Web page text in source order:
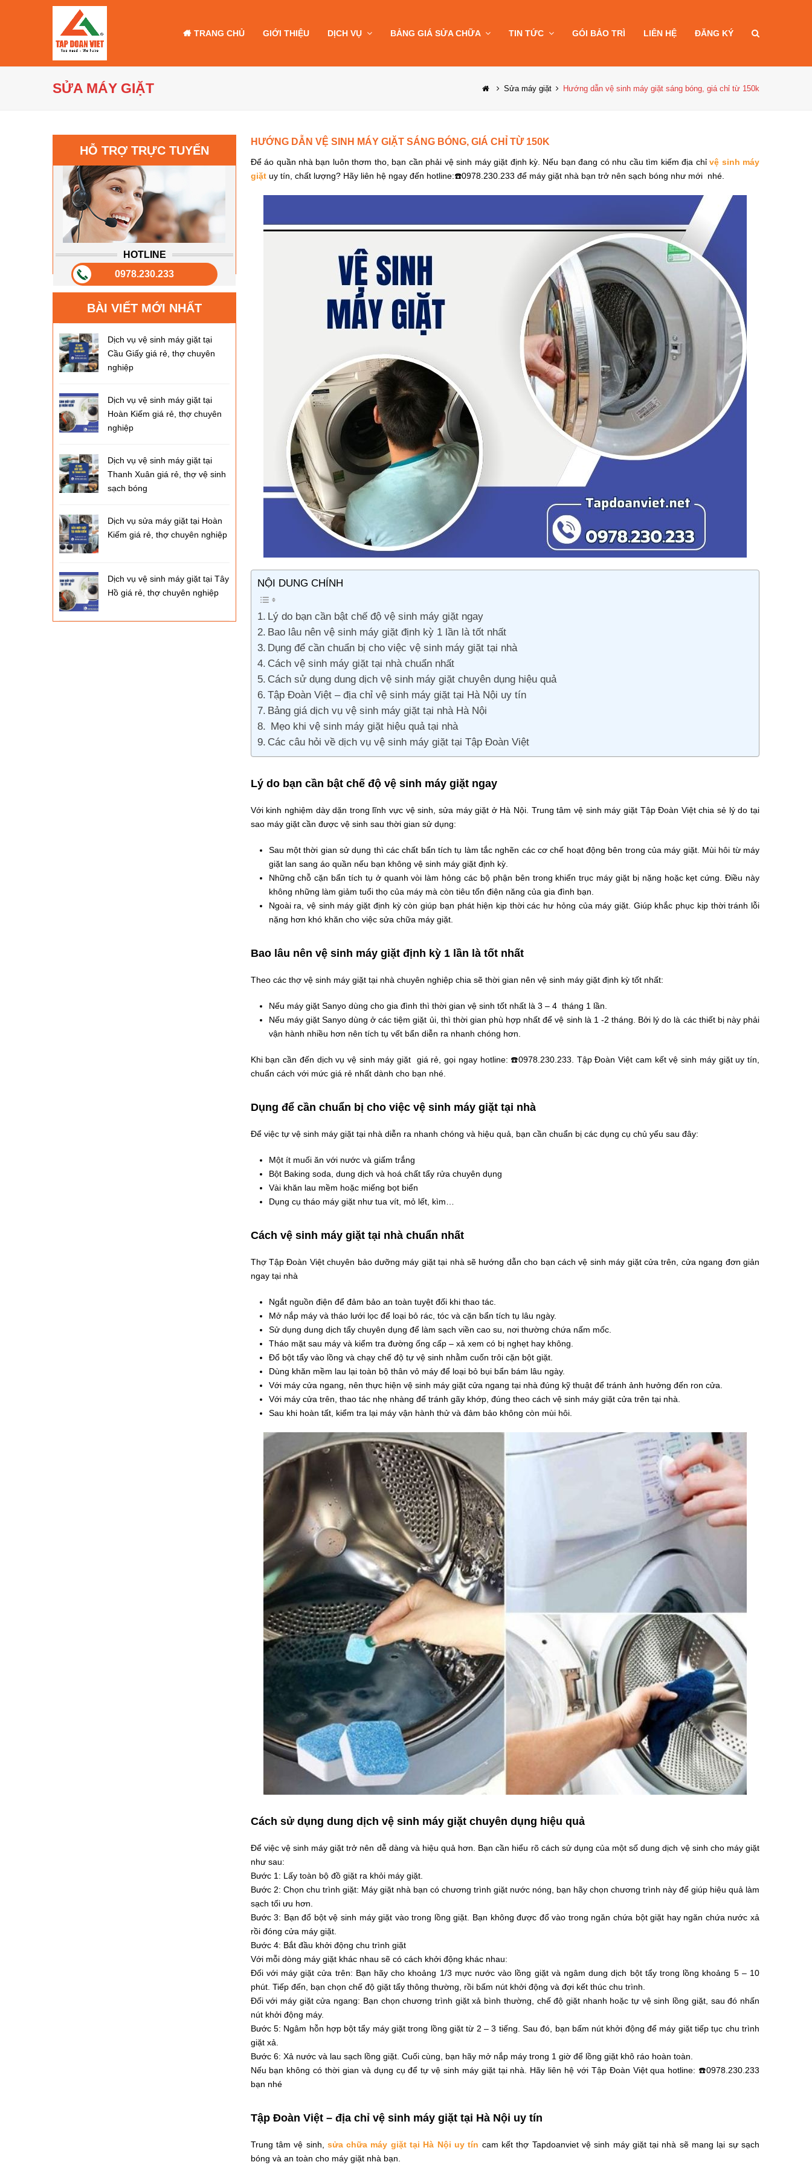
TRANG CHỦ GIỚI THIỆU DỊCH VỤ BẢNG GIÁ SỬA CHỮA TIN TỨC GÓI BẢO TRÌ LIÊN HỆ ĐĂNG KÝ
SỬA MÁY GIẶT Sửa máy giặt Hướng dẫn vệ sinh máy giặt sáng bóng, giá chỉ từ 150k
HƯỚNG DẪN VỆ SINH MÁY GIẶT SÁNG BÓNG, GIÁ CHỈ TỪ 150K
Để áo quần nhà bạn luôn thơm tho, bạn cần phải vệ sinh máy giặt định kỳ. Nếu bạn đang có nhu cầu tìm kiếm địa chỉvệ sinh máy
giặtuy tín, chất lượng? Hãy liên hệ ngay đến hotline:☎️0978.230.233 để máy giặt nhà bạn trở nên sạch bóng như mới nhé.
NỘI DUNG CHÍNH
Lý do bạn cần bật chế độ vệ sinh máy giặt ngay
Bao lâu nên vệ sinh máy giặt định kỳ 1 lần là tốt nhất
Dụng để cần chuẩn bị cho việc vệ sinh máy giặt tại nhà
Cách vệ sinh máy giặt tại nhà chuẩn nhất
Cách sử dụng dung dịch vệ sinh máy giặt chuyên dụng hiệu quả
Tập Đoàn Việt – địa chỉ vệ sinh máy giặt tại Hà Nội uy tín
Bảng giá dịch vụ vệ sinh máy giặt tại nhà Hà Nội
Mẹo khi vệ sinh máy giặt hiệu quả tại nhà
Các câu hỏi về dịch vụ vệ sinh máy giặt tại Tập Đoàn Việt
Lý do bạn cần bật chế độ vệ sinh máy giặt ngay
Với kinh nghiệm dày dặn trong lĩnh vực vệ sinh, sửa máy giặt ở Hà Nội. Trung tâm vệ sinh máy giặt Tập Đoàn Việt chia sẻ lý do tại
sao máy giặt cần được vệ sinh sau thời gian sử dụng:
Sau một thời gian sử dụng thì các chất bẩn tích tụ làm tắc nghẽn các cơ chế hoạt động bên trong của máy giặt. Mùi hôi từ máy
giặt lan sang áo quần nếu bạn không vệ sinh máy giặt định kỳ.
Những chỗ cặn bẩn tích tụ ở quanh vòi làm hỏng các bộ phận bên trong khiến trục máy giặt bị nặng hoặc kẹt cứng. Điều này
không những làm giảm tuổi thọ của máy mà còn tiêu tốn điện năng của gia đình bạn.
Ngoài ra, vệ sinh máy giặt định kỳ còn giúp bạn phát hiện kịp thời các hư hỏng của máy giặt. Giúp khắc phục kịp thời tránh lỗi
nặng hơn khó khăn cho việc sửa chữa máy giặt.
Bao lâu nên vệ sinh máy giặt định kỳ 1 lần là tốt nhất
Theo các thợ vệ sinh máy giặt tại nhà chuyên nghiệp chia sẽ thời gian nên vệ sinh máy giặt định kỳ tốt nhất:
Nếu máy giặt Sanyo dùng cho gia đình thì thời gian vệ sinh tốt nhất là 3 – 4 tháng 1 lần.
Nếu máy giặt Sanyo dùng ở các tiệm giặt ủi, thì thời gian phù hợp nhất để vệ sinh là 1 -2 tháng. Bởi lý do là các thiết bị này phải
vận hành nhiều hơn nên tích tụ vết bẩn diễn ra nhanh chóng hơn.
Khi bạn cần đến dịch vụ vệ sinh máy giặt giá rẻ, gọi ngay hotline: ☎️0978.230.233. Tập Đoàn Việt cam kết vệ sinh máy giặt uy tín,
chuẩn cách với mức giá rẻ nhất dành cho bạn nhé.
Dụng để cần chuẩn bị cho việc vệ sinh máy giặt tại nhà
Để việc tự vệ sinh máy giặt tại nhà diễn ra nhanh chóng và hiệu quả, bạn cần chuẩn bị các dụng cụ chủ yếu sau đây:
Một ít muối ăn với nước và giấm trắng
Bột Baking soda, dung dịch và hoá chất tẩy rửa chuyên dụng
Vài khăn lau mềm hoặc miếng bọt biển
Dụng cụ tháo máy giặt như tua vít, mỏ lết, kìm…
Cách vệ sinh máy giặt tại nhà chuẩn nhất
Thợ Tập Đoàn Việt chuyên bảo dưỡng máy giặt tại nhà sẽ hướng dẫn cho bạn cách vệ sinh máy giặt cửa trên, cửa ngang đơn giản
ngay tại nhà
Ngắt nguồn điện để đảm bảo an toàn tuyệt đối khi thao tác.
Mở nắp máy và tháo lưới lọc để loại bỏ rác, tóc và cặn bẩn tích tụ lâu ngày.
Sử dụng dung dịch tẩy chuyên dụng để làm sạch viền cao su, nơi thường chứa nấm mốc.
Tháo mặt sau máy và kiểm tra đường ống cấp – xả xem có bị nghẹt hay không.
Đổ bột tẩy vào lồng và chạy chế độ tự vệ sinh nhằm cuốn trôi cặn bột giặt.
Dùng khăn mềm lau lại toàn bộ thân vỏ máy để loại bỏ bụi bẩn bám lâu ngày.
Với máy cửa ngang, nên thực hiện vệ sinh máy giặt cửa ngang tại nhà đúng kỹ thuật để tránh ảnh hưởng đến ron cửa.
Với máy cửa trên, thao tác nhẹ nhàng để tránh gãy khớp, đúng theo cách vệ sinh máy giặt cửa trên tại nhà.
Sau khi hoàn tất, kiểm tra lại máy vận hành thử và đảm bảo không còn mùi hôi.
Cách sử dụng dung dịch vệ sinh máy giặt chuyên dụng hiệu quả
Để việc vệ sinh máy giặt trở nên dễ dàng và hiệu quả hơn. Bạn cần hiểu rõ cách sử dụng của một số dung dịch vệ sinh cho máy giặt
như sau:
Bước 1: Lấy toàn bộ đồ giặt ra khỏi máy giặt.
Bước 2: Chọn chu trình giặt: Máy giặt nhà bạn có chương trình giặt nước nóng, bạn hãy chọn chương trình này để giúp hiệu quả làm
sạch tối ưu hơn.
Bước 3: Bạn đổ bột vệ sinh máy giặt vào trong lồng giặt. Bạn không được đổ vào trong ngăn chứa bột giặt hay ngăn chứa nước xả
rồi đóng cửa máy giặt.
Bước 4: Bắt đầu khởi động chu trình giặt
Với mỗi dòng máy giặt khác nhau sẽ có cách khởi động khác nhau:
Đối với máy giặt cửa trên: Bạn hãy cho khoảng 1/3 mực nước vào lồng giặt và ngâm dung dịch bột tẩy trong lồng khoảng 5 – 10
phút. Tiếp đến, bạn chọn chế độ giặt tẩy thông thường, rồi bấm nút khởi động và đợi kết thúc chu trình.
Đối với máy giặt cửa ngang: Bạn chọn chương trình giặt xả bình thường, chế độ giặt nhanh hoặc tự vệ sinh lồng giặt, sau đó nhấn
nút khởi động máy.
Bước 5: Ngâm hỗn hợp bột tẩy máy giặt trong lồng giặt từ 2 – 3 tiếng. Sau đó, bạn bấm nút khởi động để máy giặt tiếp tục chu trình
giặt xả.
Bước 6: Xả nước và lau sạch lồng giặt. Cuối cùng, bạn hãy mở nắp máy trong 1 giờ để lồng giặt khô ráo hoàn toàn.
Nếu bạn không có thời gian và dụng cụ để tự vệ sinh máy giặt tại nhà. Hãy liên hệ với Tập Đoàn Việt qua hotline: ☎️0978.230.233
bạn nhé
Tập Đoàn Việt – địa chỉ vệ sinh máy giặt tại Hà Nội uy tín
Trung tâm vệ sinh, sửa chữa máy giặt tại Hà Nội uy tín cam kết thợ Tapdoanviet vệ sinh máy giặt tại nhà sẽ mang lại sự sạch
bóng và an toàn cho máy giặt nhà bạn.
HỖ TRỢ TRỰC TUYẾN
HOTLINE
0978.230.233
BÀI VIẾT MỚI NHẤT
Dịch vụ vệ sinh máy giặt tại
Cầu Giấy giá rẻ, thợ chuyên
nghiệp
Dịch vụ vệ sinh máy giặt tại
Hoàn Kiếm giá rẻ, thợ chuyên
nghiệp
Dịch vụ vệ sinh máy giặt tại
Thanh Xuân giá rẻ, thợ vệ sinh
sạch bóng
Dịch vụ sửa máy giặt tại Hoàn
Kiếm giá rẻ, thợ chuyên nghiệp
Dịch vụ vệ sinh máy giặt tại Tây
Hồ giá rẻ, thợ chuyên nghiệp